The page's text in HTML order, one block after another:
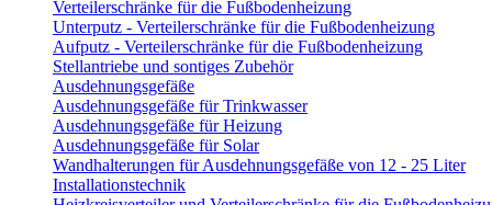
Verteilerschränke für die Fußbodenheizung
Unterputz - Verteilerschränke für die Fußbodenheizung
Aufputz - Verteilerschränke für die Fußbodenheizung
Stellantriebe und sontiges Zubehör
Ausdehnungsgefäße
Ausdehnungsgefäße für Trinkwasser
Ausdehnungsgefäße für Heizung
Ausdehnungsgefäße für Solar
Wandhalterungen für Ausdehnungsgefäße von 12 - 25 Liter
Installationstechnik